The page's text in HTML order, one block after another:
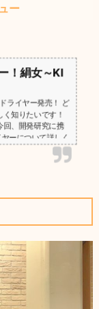
ー
！絹女～KI
ライヤー発売！ ど
く知りたいです！
回、開発研究に携
ーについて詳しく
森越チームのクリ